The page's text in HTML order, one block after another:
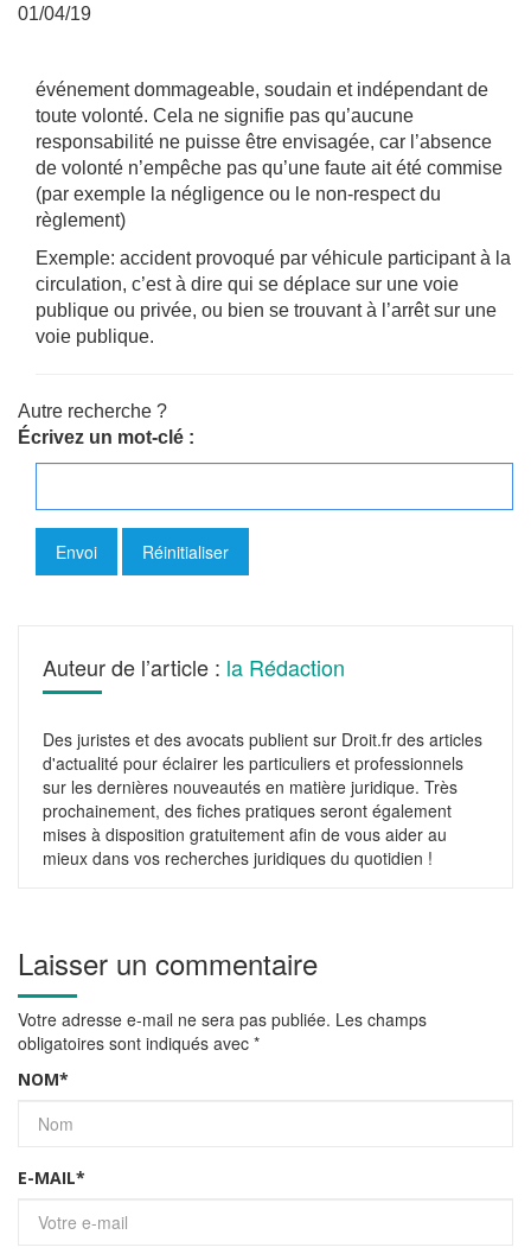
01/04/19
événement dommageable, soudain et indépendant de
toute volonté. Cela ne signifie pas qu’aucune
responsabilité ne puisse être envisagée, car l’absence
de volonté n’empêche pas qu’une faute ait été commise
(par exemple la négligence ou le non-respect du
règlement)
Exemple: accident provoqué par véhicule participant à la
circulation, c’est à dire qui se déplace sur une voie
publique ou privée, ou bien se trouvant à l’arrêt sur une
voie publique.
Autre recherche ?
Écrivez un mot-clé :
Auteur de l’article : la Rédaction
Des juristes et des avocats publient sur Droit.fr des articles
d'actualité pour éclairer les particuliers et professionnels
sur les dernières nouveautés en matière juridique. Très
prochainement, des fiches pratiques seront également
mises à disposition gratuitement afin de vous aider au
mieux dans vos recherches juridiques du quotidien !
Laisser un commentaire
Votre adresse e-mail ne sera pas publiée. Les champs
obligatoires sont indiqués avec *
NOM*
E-MAIL*